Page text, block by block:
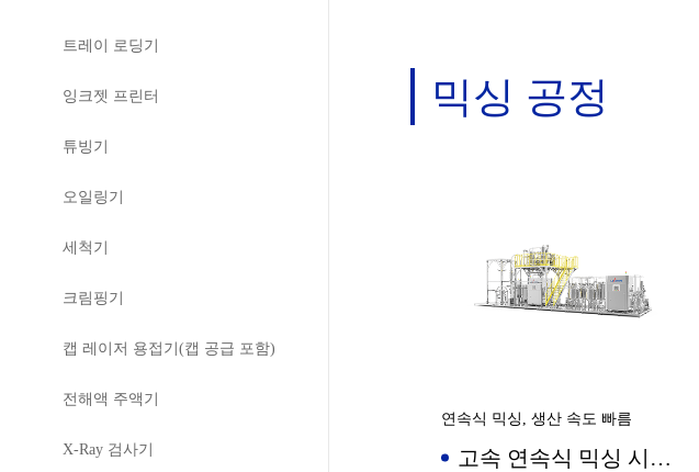
트레이 로딩기
잉크젯 프린터
튜빙기
오일링기
세척기
크림핑기
캡 레이저 용접기(캡 공급 포함)
전해액 주액기
X-Ray 검사기
믹싱 공정
연속식 믹싱, 생산 속도 빠름
고속 연속식 믹싱 시스